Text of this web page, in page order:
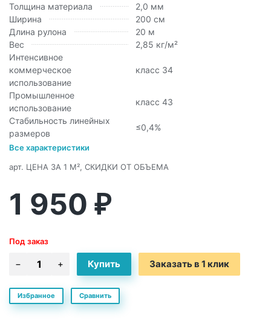
Толщина материала
2,0 мм
Ширина
200 см
Длина рулона
20 м
Вес
2,85 кг/м²
Интенсивное
коммерческое
использование
класс 34
Промышленное
использование
класс 43
Стабильность линейных
размеров
≤0,4%
Все характеристики
арт. ЦЕНА ЗА 1 М², СКИДКИ ОТ ОБЪЕМА
1 950 ₽
Под заказ
Заказать в 1 клик
Избранное Сравнить